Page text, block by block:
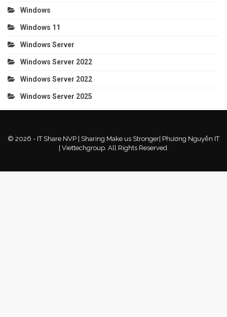
Windows
Windows 11
Windows Server
Windows Server 2022
Windows Server 2022
Windows Server 2025
© 2026 - IT Share NVP | Sharing Make us Stronger| Phương Nguyễn IT
| Viettechgroup. All Rights Reserved.